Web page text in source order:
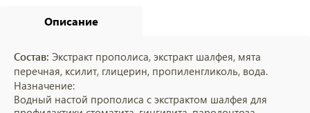
Описание
Состав: Экстракт прополиса, экстракт шалфея, мята
перечная, ксилит, глицерин, пропиленгликоль, вода.
Назначение:
Водный настой прополиса с экстрактом шалфея для